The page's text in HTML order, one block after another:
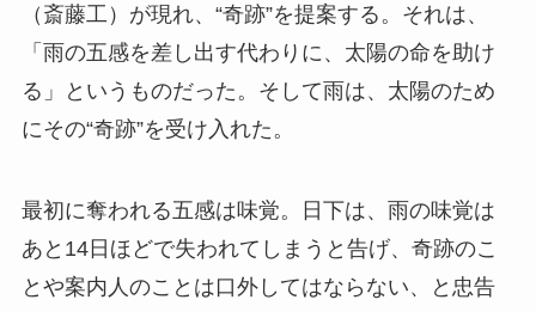
（斎藤工）が現れ、“奇跡”を提案する。それは、
「雨の五感を差し出す代わりに、太陽の命を助け
る」というものだった。そして雨は、太陽のため
にその“奇跡”を受け入れた。
最初に奪われる五感は味覚。日下は、雨の味覚は
あと14日ほどで失われてしまうと告げ、奇跡のこ
とや案内人のことは口外してはならない、と忠告